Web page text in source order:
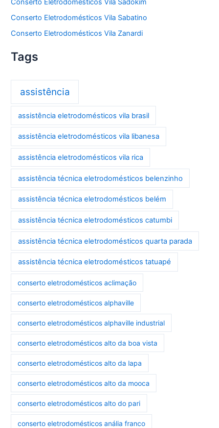
Conserto Eletrodomésticos Vila Sadokim
Conserto Eletrodomésticos Vila Sabatino
Conserto Eletrodomésticos Vila Zanardi
Tags
assistência
assistência eletrodomésticos vila brasil
assistência eletrodomésticos vila libanesa
assistência eletrodomésticos vila rica
assistência técnica eletrodomésticos belenzinho
assistência técnica eletrodomésticos belém
assistência técnica eletrodomésticos catumbi
assistência técnica eletrodomésticos quarta parada
assistência técnica eletrodomésticos tatuapé
conserto eletrodomésticos aclimação
conserto eletrodomésticos alphaville
conserto eletrodomésticos alphaville industrial
conserto eletrodomésticos alto da boa vista
conserto eletrodomésticos alto da lapa
conserto eletrodomésticos alto da mooca
conserto eletrodomésticos alto do pari
conserto eletrodomésticos anália franco